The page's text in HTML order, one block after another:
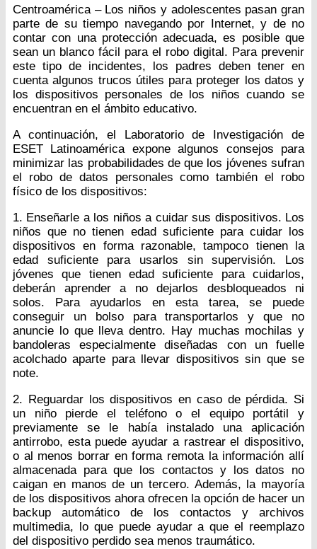
Centroamérica – Los niños y adolescentes pasan gran
parte de su tiempo navegando por Internet, y de no
contar con una protección adecuada, es posible que
sean un blanco fácil para el robo digital. Para prevenir
este tipo de incidentes, los padres deben tener en
cuenta algunos trucos útiles para proteger los datos y
los dispositivos personales de los niños cuando se
encuentran en el ámbito educativo.
A continuación, el Laboratorio de Investigación de
ESET Latinoamérica expone algunos consejos para
minimizar las probabilidades de que los jóvenes sufran
el robo de datos personales como también el robo
físico de los dispositivos:
1. Enseñarle a los niños a cuidar sus dispositivos. Los
niños que no tienen edad suficiente para cuidar los
dispositivos en forma razonable, tampoco tienen la
edad suficiente para usarlos sin supervisión. Los
jóvenes que tienen edad suficiente para cuidarlos,
deberán aprender a no dejarlos desbloqueados ni
solos. Para ayudarlos en esta tarea, se puede
conseguir un bolso para transportarlos y que no
anuncie lo que lleva dentro. Hay muchas mochilas y
bandoleras especialmente diseñadas con un fuelle
acolchado aparte para llevar dispositivos sin que se
note.
2. Reguardar los dispositivos en caso de pérdida. Si
un niño pierde el teléfono o el equipo portátil y
previamente se le había instalado una aplicación
antirrobo, esta puede ayudar a rastrear el dispositivo,
o al menos borrar en forma remota la información allí
almacenada para que los contactos y los datos no
caigan en manos de un tercero. Además, la mayoría
de los dispositivos ahora ofrecen la opción de hacer un
backup automático de los contactos y archivos
multimedia, lo que puede ayudar a que el reemplazo
del dispositivo perdido sea menos traumático.